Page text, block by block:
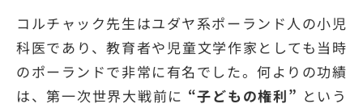
コルチャック先生はユダヤ系ポーランド人の小児
科医であり、教育者や児童文学作家としても当時
のポーランドで非常に有名でした。何よりの功績
は、第一次世界大戦前に “子どもの権利” という